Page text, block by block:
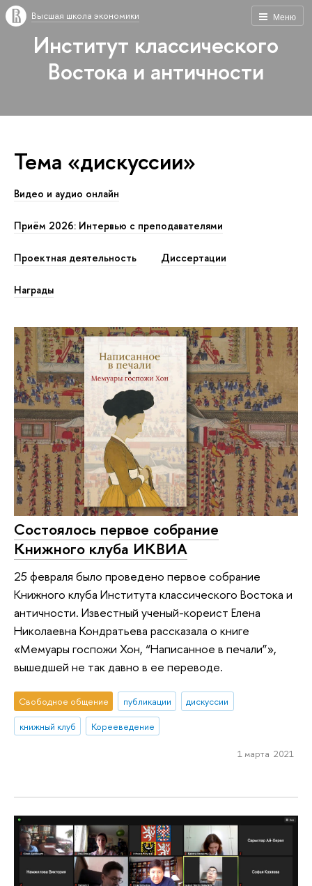
Меню
Высшая школа экономики
Институт классического
Востока и античности
Тема «дискуссии»
Видео и аудио онлайн
Приём 2026: Интервью с преподавателями
Проектная деятельность Диссертации
Награды
Состоялось первое собрание
Книжного клуба ИКВИА
25 февраля было проведено первое собрание
Книжного клуба Института классического Востока и
античности. Известный ученый-кореист Елена
Николаевна Кондратьева рассказала о книге
«Мемуары госпожи Хон, “Написанное в печали”»,
вышедшей не так давно в ее переводе.
Свободное общение публикации
дискуссии
книжный клуб
Корееведение
1 марта 2021